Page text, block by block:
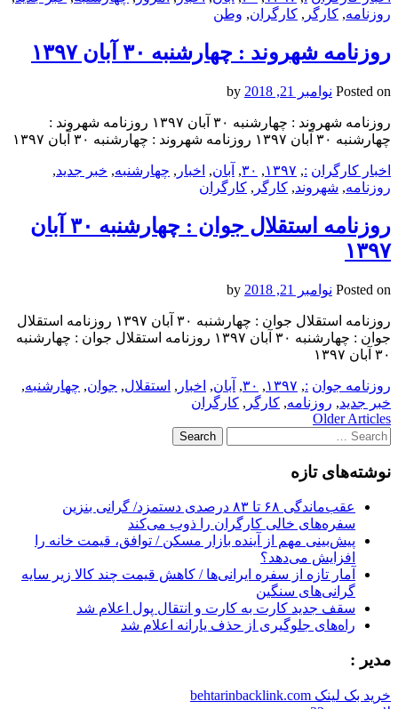
روزنامه, کارگر , کارگران, وطن
روزنامه شهروند : چهارشنبه ۳۰ آبان ۱۳۹۷
Posted on نوامبر 21, 2018
روزنامه شهروند : چهارشنبه ۳۰ آبان ۱۳۹۷ روزنامه شهروند :
چهارشنبه ۳۰ آبان ۱۳۹۷ روزنامه شهروند : چهارشنبه ۳۰ آبان ۱۳۹۷
اخبار کارگران :
, ۱۳۹۷, ۳۰, آبان, اخبار , چهارشنبه, خبر جدید,
روزنامه, شهروند, کارگر , کارگران
روزنامه استقلال جوان : چهارشنبه ۳۰ آبان
۱۳۹۷
Posted on نوامبر 21, 2018
روزنامه استقلال جوان : چهارشنبه ۳۰ آبان ۱۳۹۷ روزنامه استقلال
جوان : چهارشنبه ۳۰ آبان ۱۳۹۷ روزنامه استقلال جوان : چهارشنبه
۳۰ آبان ۱۳۹۷
روزنامه جوان :
, ۱۳۹۷, ۳۰, آبان, اخبار , استقلال, جوان, چهارشنبه,
خبر جدید, روزنامه, کارگر , کارگران
Post
navigation
Older Articles
Search
for:
نوشته‌های تازه
عقب‌ماندگی ۶۸ تا ۸۳ درصدی دستمزد/ گرانی بنزین
سفره‌های خالی کارگران را ذوب می‌کند
پیش‌بینی مهم از آینده بازار مسکن / توافق، قیمت خانه را
افزایش می‌دهد؟
آمار تازه از سفره ایرانی‌ها / کاهش قیمت چند کالا زیر سایه
گرانی‌های سنگین
سقف جدید کارت به کارت و انتقال پول اعلام شد
راه‌های جلوگیری از حذف یارانه اعلام شد
مدیر :
خرید بک لینک behtarinbacklink.com